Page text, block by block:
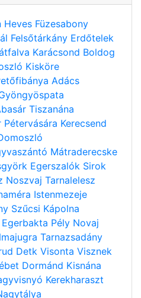
Heves Füzesabony
Felsőtárkány Erdőtelek
Karácsond Boldog
Kisköre
Adács
Tiszanána
Pétervására Kerecsend
Mátraderecske
Egerszalók Sirok
Noszvaj Tarnalelesz
Istenmezeje
Szűcsi Kápolna
Egerbakta Pély Novaj
Tarnazsadány
Detk Visonta Visznek
Dormánd Kisnána
Kerekharaszt